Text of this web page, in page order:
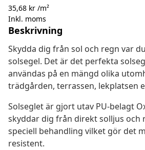
35,68 kr /m²
Inkl. moms
Beskrivning
Skydda dig från sol och regn var
solsegel. Det är det perfekta
användas på en mängd olika
trädgården, terrassen, lekplatsen
Solseglet är gjort utav PU-belagt
skyddar dig från direkt solljus och
speciell behandling vilket gör det
resistent.